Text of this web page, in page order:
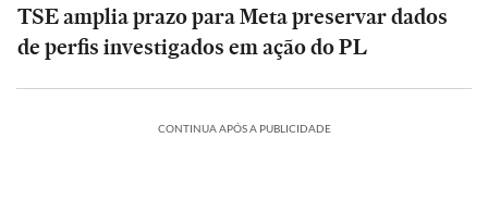
TSE amplia prazo para Meta preservar dados
de perfis investigados em ação do PL
CONTINUA APÓS A PUBLICIDADE